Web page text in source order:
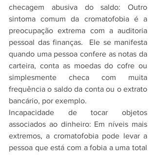
checagem abusiva do saldo: Outro
sintoma comum da cromatofobia é a
preocupação extrema com a auditoria
pessoal das finanças.  Ele se manifesta
quando uma pessoa confere as notas da
carteira, conta as moedas do cofre ou
simplesmente checa com muita
frequência o saldo da conta ou o extrato
bancário, por exemplo.
Incapacidade de tocar objetos
associados ao dinheiro: Em níveis mais
extremos, a cromatofobia pode levar a
pessoa que está com a fobia a uma total